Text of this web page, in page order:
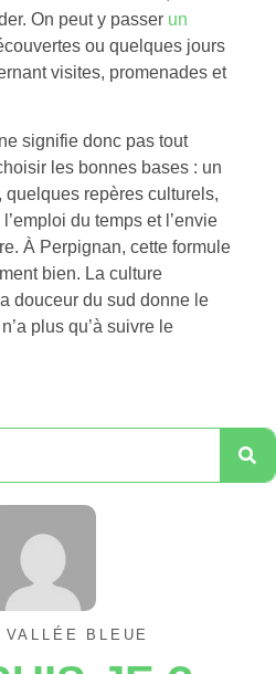
On peut y passer un
ou quelques jours
visites, promenades et
signifie donc pas tout
les bonnes bases : un
quelques repères culturels,
du temps et l’envie
À Perpignan, cette formule
bien. La culture
douceur du sud donne le
plus qu’à suivre le
VALLÉE BLEUE